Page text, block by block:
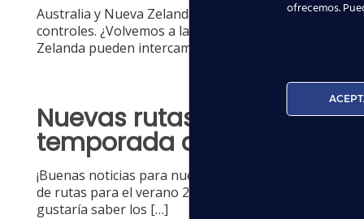
Australia y Nueva Zelanda permiten las rutas entre
controles. ¿Volvemos a la normalidad? Desde este
Zelanda pueden intercambiar
Nuevas rutas de Volotea
temporada de verano 2021
¡Buenas noticias para nuestros alumnos! Volotea ha
de rutas para el verano 2021 en multitud de
gustaría saber los […]
ofrecemos.